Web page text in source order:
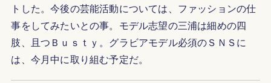
トした。今後の芸能活動については、ファッションの仕
事をしてみたいとの事。モデル志望の三浦は細めの四
肢、且つＢｕｓｔｙ。グラビアモデル必須のＳＮＳに
は、今月中に取り組む予定だ。